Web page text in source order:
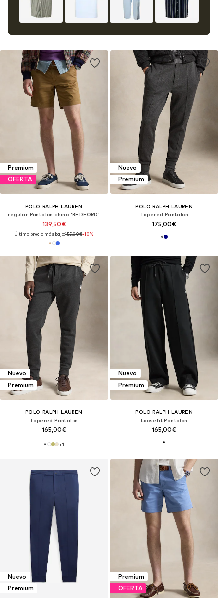
Premium
OFERTA
POLO RALPH LAUREN
regular Pantalón chino 'BEDFORD'
139,50€
Último precio más bajo:155,00€-10%
Nuevo
Premium
POLO RALPH LAUREN
Tapered Pantalón
175,00€
Nuevo
Premium
POLO RALPH LAUREN
Tapered Pantalón
165,00€
+1
Nuevo
Premium
POLO RALPH LAUREN
Loosefit Pantalón
165,00€
Nuevo
Premium
Premium
OFERTA